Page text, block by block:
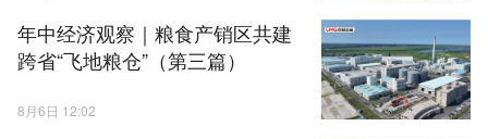
年中经济观察｜粮食产销区共建
跨省“飞地粮仓”（第三篇）
8月6日 12:02